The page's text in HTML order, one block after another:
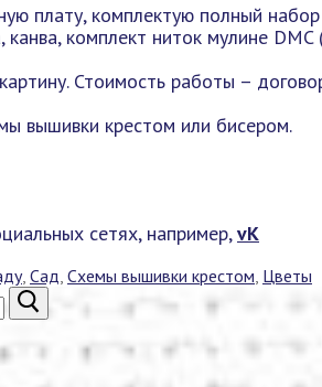
плату, комплектую полный
канва, комплект ниток мулине
Стоимость работы –
вышивки крестом или бисером.
сетях, например,vK
, Сад Схемы вышивки крестом Цветы